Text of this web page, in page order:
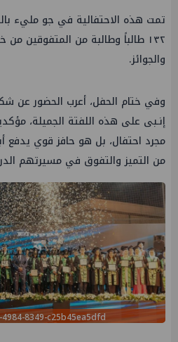
تمت هذه الاحتفالية في جو مليء
١٣٢ طالباً وطالبة من المتفوقين
والجوائز.
وفي ختام الحفل، أعرب الحضور عن
إنـبى على هذه اللفتة الجميلة،
مجرد احتفال، بل هو حافز قوي يدفع
من التميز والتفوق في مسيرتهم
8349-c25b45ea5dfd